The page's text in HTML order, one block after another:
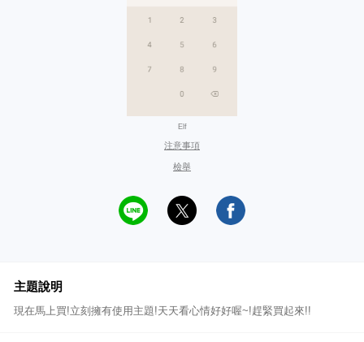
Elf
注意事項
檢舉
主題說明
現在馬上買!立刻擁有使用主題!天天看心情好好喔~!趕緊買起來!!